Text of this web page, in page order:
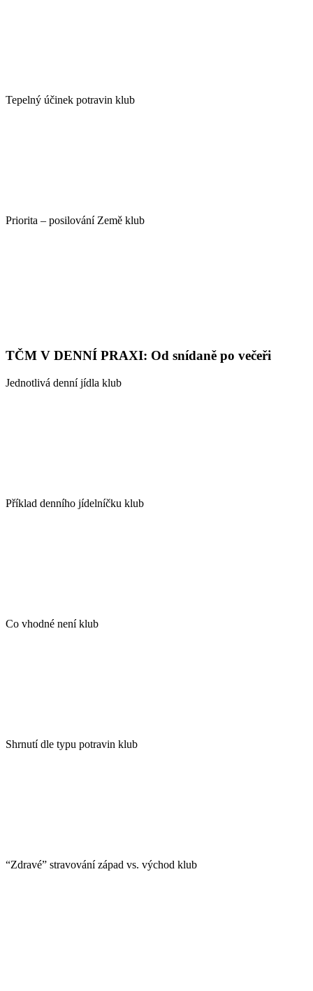
Tepelný účinek potravin klub
Priorita – posilování Země klub
TČM V DENNÍ PRAXI: Od snídaně po večeři
Jednotlivá denní jídla klub
Příklad denního jídelníčku klub
Co vhodné není klub
Shrnutí dle typu potravin klub
“Zdravé” stravování západ vs. východ klub